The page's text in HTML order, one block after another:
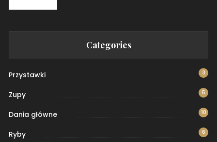
Categories
Przystawki 3
Zupy 5
Dania główne 10
Ryby 6